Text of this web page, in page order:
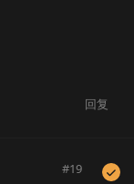
回复
#19